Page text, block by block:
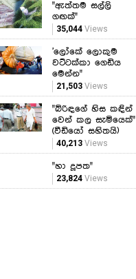
"ඇත්තම සල්ලි
ගඟක්"
35,044 Views
'ලෝකේ ලොකුම
වට්ටක්කා ගෙඩිය
මෙන්න"
21,503 Views
"බිරිඳගේ හිස කඳින්
වෙන් කල සැමියෙක්"
(වීඩියෝ සහිතයි)
40,213 Views
"හා දූපත"
23,824 Views